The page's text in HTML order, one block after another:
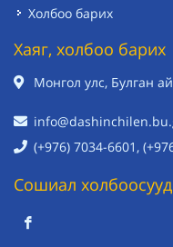
Холбоо барих
Хаяг, холбоо барих
Монгол улс, Булган
(+976) 7034-6601,
Сошиал холбоосууд